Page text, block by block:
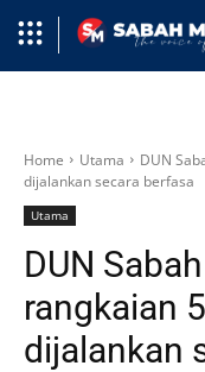
Home Utama
DUN
dijalankan secara berfasa
Utama
DUN
rangkaian
dijalankan